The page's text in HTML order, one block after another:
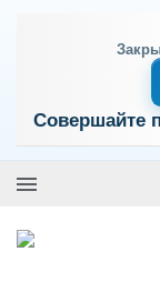
Совершайте